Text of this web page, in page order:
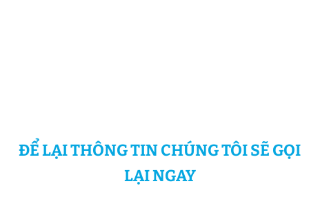
ĐỂ LẠI THÔNG TIN CHÚNG TÔI SẼ GỌI
LẠI NGAY